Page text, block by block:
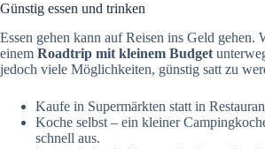
Günstig essen und trinken
Essen gehen kann auf Reisen ins Geld gehen.
einem Roadtrip mit kleinem Budget
jedoch viele Möglichkeiten, günstig satt zu
Kaufe in Supermärkten statt in
Koche selbst – ein kleiner
schnell aus.